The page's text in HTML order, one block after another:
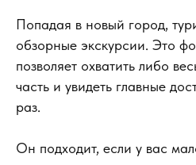
Попадая в новый город,
обзорные экскурсии. Это
позволяет охватить либо
часть и увидеть главные
раз.
Он подходит, если у вас